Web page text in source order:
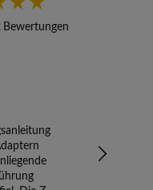
Bewertungen